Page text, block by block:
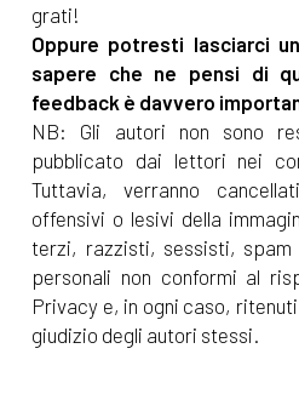
Marzo 2022
[14]L'occasione
Elena Genero
Dicembre 2021
[27]DAD –
Distanza, di
grati!
Oppure potresti lasciarci
sapere che ne pensi di
feedback è davvero
NB: Gli autori non sono
pubblicato dai lettori nei
Tuttavia, verranno
offensivi o lesivi della
terzi, razzisti, sessisti, spam
personali non conformi al
Privacy e, in ogni caso,
giudizio degli autori stessi.